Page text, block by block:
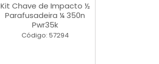
Kit Chave de Impacto ½
Parafusadeira ¼ 350n
Pwr35k
Código: 57294